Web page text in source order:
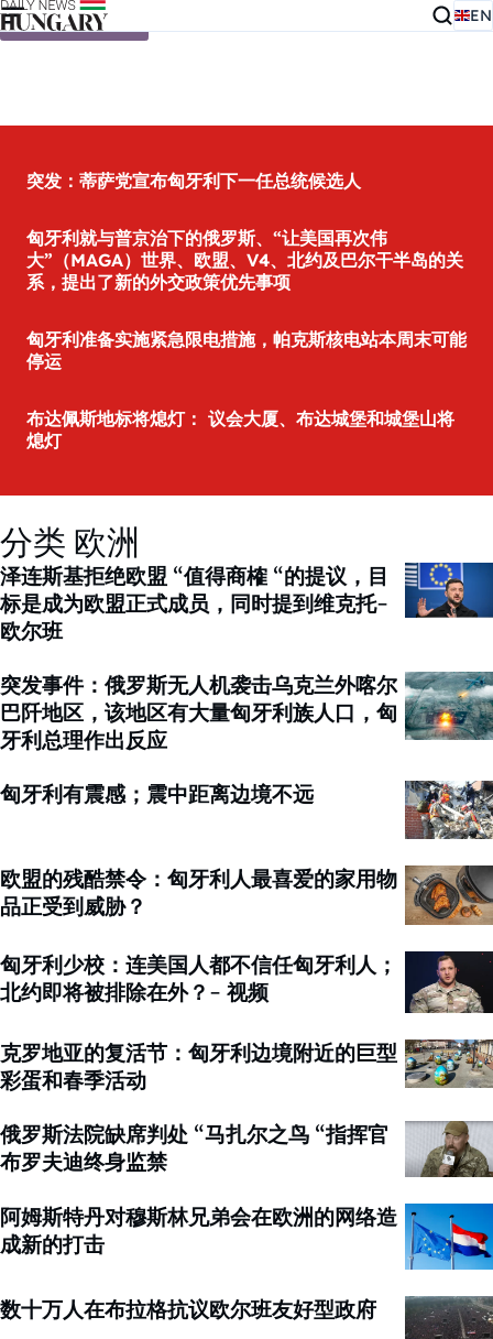
Skip to content EN
突发：蒂萨党宣布匈牙利下一任总统候选人
匈牙利就与普京治下的俄罗斯、“让美国再次伟
大”（MAGA）世界、欧盟、V4、北约及巴尔干半岛的关
系，提出了新的外交政策优先事项
匈牙利准备实施紧急限电措施，帕克斯核电站本周末可能
停运
布达佩斯地标将熄灯： 议会大厦、布达城堡和城堡山将
熄灯
分类 欧洲
泽连斯基拒绝欧盟 “值得商榷 “的提议，目
标是成为欧盟正式成员，同时提到维克托-
欧尔班
突发事件：俄罗斯无人机袭击乌克兰外喀尔
巴阡地区，该地区有大量匈牙利族人口，匈
牙利总理作出反应
匈牙利有震感；震中距离边境不远
欧盟的残酷禁令：匈牙利人最喜爱的家用物
品正受到威胁？
匈牙利少校：连美国人都不信任匈牙利人；
北约即将被排除在外？- 视频
克罗地亚的复活节：匈牙利边境附近的巨型
彩蛋和春季活动
俄罗斯法院缺席判处 “马扎尔之鸟 “指挥官
布罗夫迪终身监禁
阿姆斯特丹对穆斯林兄弟会在欧洲的网络造
成新的打击
数十万人在布拉格抗议欧尔班友好型政府